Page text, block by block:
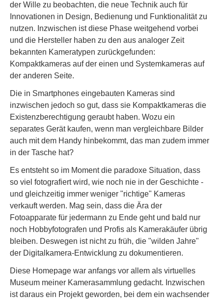
der Wille zu beobachten, die neue Technik auch für
Innovationen in Design, Bedienung und Funktionalität zu
nutzen. Inzwischen ist diese Phase weitgehend vorbei
und die Hersteller haben zu den aus analoger Zeit
bekannten Kameratypen zurückgefunden:
Kompaktkameras auf der einen und Systemkameras auf
der anderen Seite.
Die in Smartphones eingebauten Kameras sind
inzwischen jedoch so gut, dass sie Kompaktkameras die
Existenzberechtigung geraubt haben. Wozu ein
separates Gerät kaufen, wenn man vergleichbare Bilder
auch mit dem Handy hinbekommt, das man zudem immer
in der Tasche hat?
Es entsteht so im Moment die paradoxe Situation, dass
so viel fotografiert wird, wie noch nie in der Geschichte -
und gleichzeitig immer weniger "richtige" Kameras
verkauft werden. Mag sein, dass die Ära der
Fotoapparate für jedermann zu Ende geht und bald nur
noch Hobbyfotografen und Profis als Kamerakäufer übrig
bleiben. Deswegen ist nicht zu früh, die "wilden Jahre"
der Digitalkamera-Entwicklung zu dokumentieren.
Diese Homepage war anfangs vor allem als virtuelles
Museum meiner Kamerasammlung gedacht. Inzwischen
ist daraus ein Projekt geworden, bei dem ein wachsender